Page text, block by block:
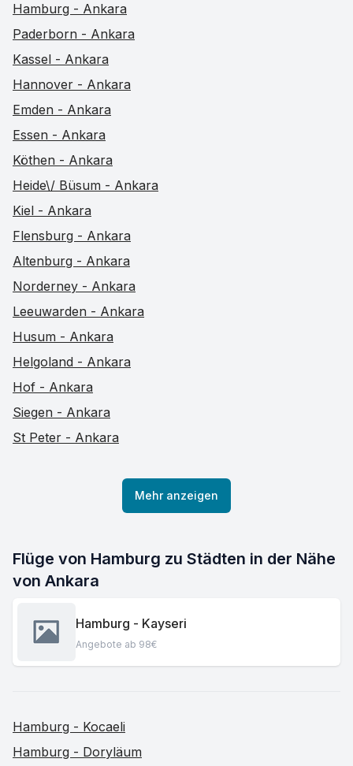
Hamburg - Ankara
Paderborn - Ankara
Kassel - Ankara
Hannover - Ankara
Emden - Ankara
Essen - Ankara
Köthen - Ankara
Heide\/ Büsum - Ankara
Kiel - Ankara
Flensburg - Ankara
Altenburg - Ankara
Norderney - Ankara
Leeuwarden - Ankara
Husum - Ankara
Helgoland - Ankara
Hof - Ankara
Siegen - Ankara
St Peter - Ankara
Mehr anzeigen
Flüge von Hamburg zu Städten in der Nähe
von Ankara
Hamburg - Kayseri
Angebote ab 98€
Hamburg - Kocaeli
Hamburg - Doryläum